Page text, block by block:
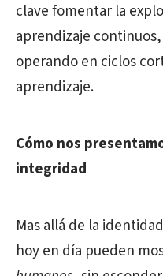
clave fomentar la
aprendizaje
operando en ciclos
aprendizaje.
Cómo nos
integridad
Mas allá de la identidad
hoy en día pueden